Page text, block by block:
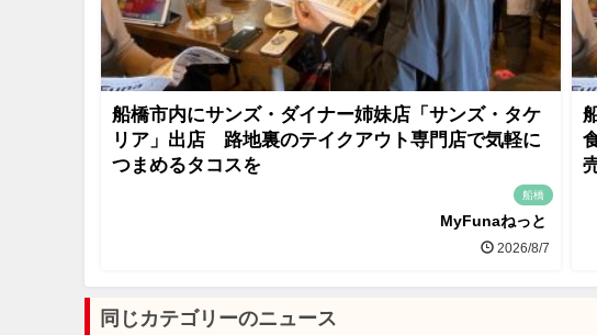
船橋市内にサンズ・ダイナー姉妹店「サンズ・タケ
リア」出店 路地裏のテイクアウト専門店で気軽に
つまめるタコスを
船橋
MyFunaねっと
2026/8/7
同じカテゴリーのニュース